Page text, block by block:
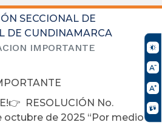
SECCIONAL DE
DE CUNDINAMARCA
IMPORTANTE
RESOLUCIÓN No.
octubre de 2025 “Por medio